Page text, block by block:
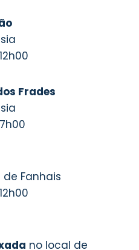
Frades
de Fanhais
no local de